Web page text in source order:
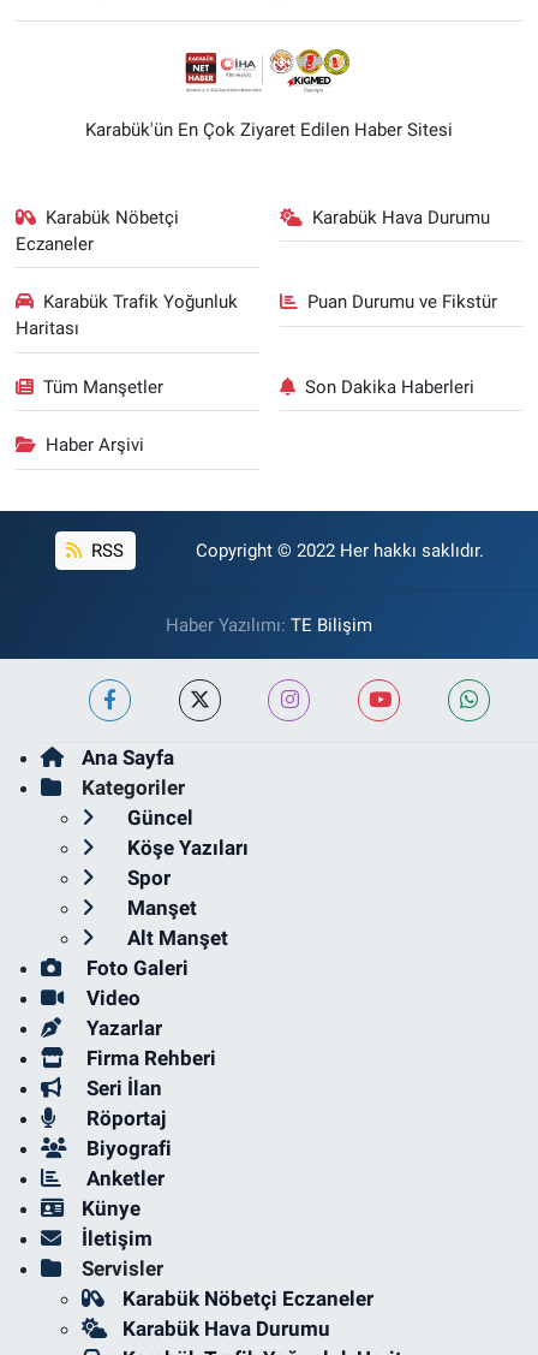
Karabük'ün En Çok Ziyaret Edilen Haber Sitesi
Karabük Nöbetçi
Eczaneler
Karabük Hava Durumu
Karabük Trafik Yoğunluk
Haritası
Puan Durumu ve Fikstür
Tüm Manşetler Son Dakika Haberleri
Haber Arşivi
RSS Copyright © 2022 Her hakkı saklıdır.
Haber Yazılımı: TE Bilişim
Ana Sayfa
Kategoriler
Güncel
Köşe Yazıları
Spor
Manşet
Alt Manşet
Foto Galeri
Video
Yazarlar
Firma Rehberi
Seri İlan
Röportaj
Biyografi
Anketler
Künye
İletişim
Servisler
Karabük Nöbetçi Eczaneler
Karabük Hava Durumu